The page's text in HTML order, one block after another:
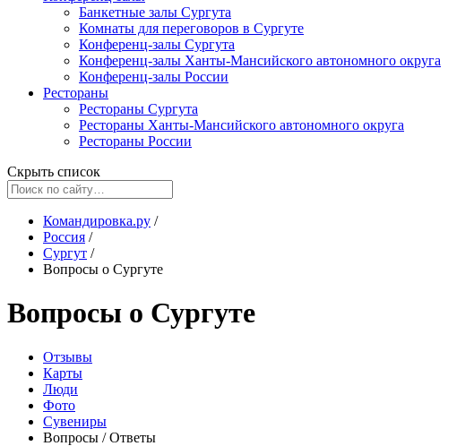
Банкетные залы Сургута
Комнаты для переговоров в Сургуте
Конференц-залы Сургута
Конференц-залы Ханты-Мансийского автономного округа
Конференц-залы России
Рестораны
Рестораны Сургута
Рестораны Ханты-Мансийского автономного округа
Рестораны России
Скрыть список
Командировка.ру /
Россия /
Сургут /
Вопросы о Сургуте
Вопросы о Сургуте
Отзывы
Карты
Люди
Фото
Сувениры
Вопросы / Ответы